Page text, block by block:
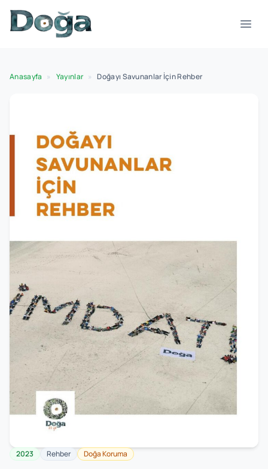
İçeriğe geç
Anasayfa » Yayınlar » Doğayı Savunanlar İçin Rehber
2023 Rehber Doğa Koruma